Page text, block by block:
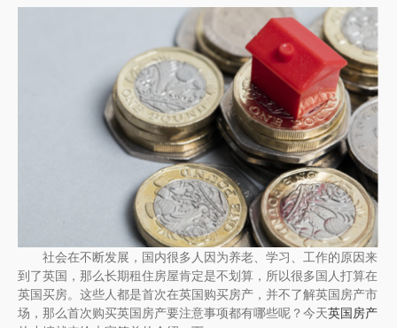
社会在不断发展，国内很多人因为养老、学习、工作的原因来
到了英国，那么长期租住房屋肯定是不划算，所以很多国人打算在
英国买房。这些人都是首次在英国购买房产，并不了解英国房产市
场，那么首次购买英国房产要注意事项都有哪些呢？今天英国房产